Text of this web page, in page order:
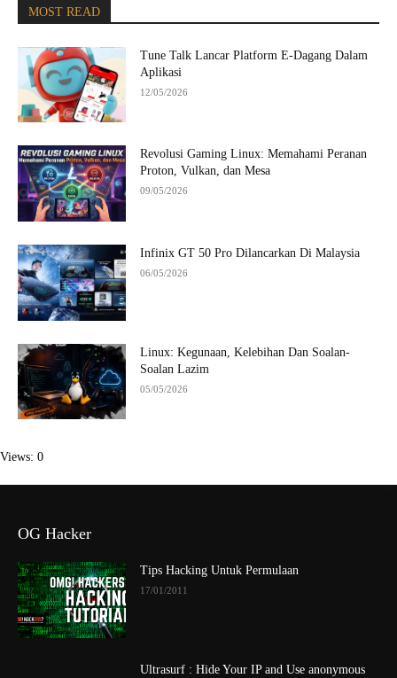
MOST READ
Tune Talk Lancar Platform E-Dagang Dalam
Aplikasi
12/05/2026
Revolusi Gaming Linux: Memahami Peranan
Proton, Vulkan, dan Mesa
09/05/2026
Infinix GT 50 Pro Dilancarkan Di Malaysia
06/05/2026
Linux: Kegunaan, Kelebihan Dan Soalan-
Soalan Lazim
05/05/2026
Views: 0
OG Hacker
Tips Hacking Untuk Permulaan
17/01/2011
Ultrasurf : Hide Your IP and Use anonymous